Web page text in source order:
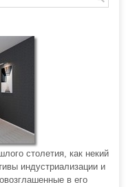
столетия, как некий
индустриализации и
в его